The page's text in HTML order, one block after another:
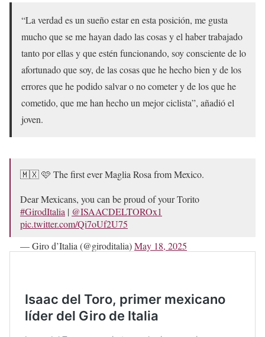
“La verdad es un sueño estar en esta posición, me gusta
mucho que se me hayan dado las cosas y el haber trabajado
tanto por ellas y que estén funcionando, soy consciente de lo
afortunado que soy, de las cosas que he hecho bien y de los
errores que he podido salvar o no cometer y de los que he
cometido, que me han hecho un mejor ciclista”, añadió el
joven.
🇲🇽 🩷 The first ever Maglia Rosa from Mexico.
Dear Mexicans, you can be proud of your Torito
#GirodItalia | @ISAACDELTOROx1
pic.twitter.com/Qi7oUf2U75
— Giro d’Italia (@giroditalia)May 18, 2025